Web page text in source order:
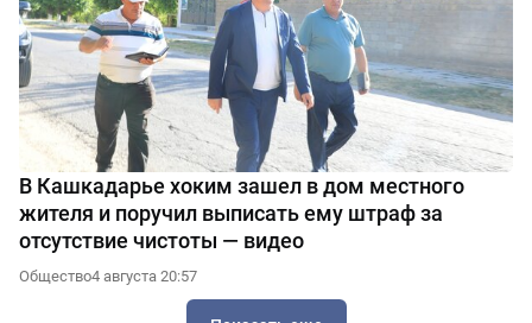
В Кашкадарье хоким зашел в дом местного
жителя и поручил выписать ему штраф за
отсутствие чистоты — видео
Общество4 августа 20:57